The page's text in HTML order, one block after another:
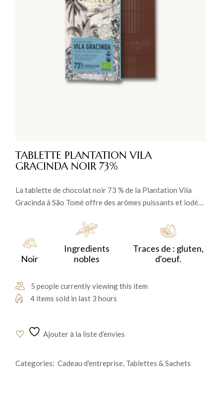
TABLETTE PLANTATION VILA
GRACINDA NOIR 73%
La tablette de chocolat noir 73 % de la Plantation Vila
Gracinda à São Tomé offre des arômes puissants et iodés,
et de fruits tropicaux.
Noir
Ingredients
nobles
Traces de : gluten,
d'oeuf.
5 people currently viewing this item
4 items sold in last 3 hours
Ajouter à la liste d’envies
Categories: Cadeau d'entreprise Tablettes & Sachets